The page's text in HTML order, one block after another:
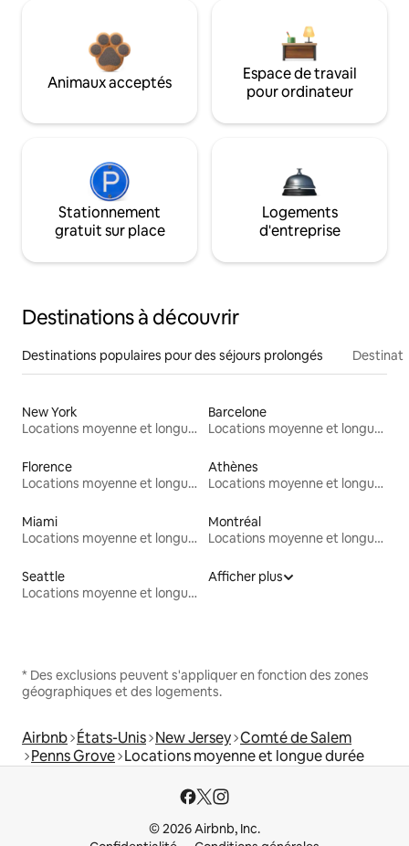
Animaux acceptés
Espace de travail
pour ordinateur
Stationnement
gratuit sur place
Logements
d'entreprise
Destinations à découvrir
Destinations populaires pour des séjours prolongés
New York
Locations moyenne et longue durée
Barcelone
Locations moyenne et longue durée
Florence
Locations moyenne et longue durée
Athènes
Locations moyenne et longue durée
Miami
Locations moyenne et longue durée
Montréal
Locations moyenne et longue durée
Seattle
Locations moyenne et longue durée
Afficher plus
* Des exclusions peuvent s'appliquer en fonction des zones
géographiques et des logements.
Airbnb États-Unis New Jersey Comté de Salem
Penns Grove Locations moyenne et longue durée
© 2026 Airbnb, Inc.